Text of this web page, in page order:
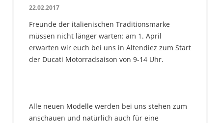
22.02.2017
Freunde der italienischen Traditionsmarke
müssen nicht länger warten: am 1. April
erwarten wir euch bei uns in Altendiez zum Start
der Ducati Motorradsaison von 9-14 Uhr.
Alle neuen Modelle werden bei uns stehen zum
anschauen und natürlich auch für eine